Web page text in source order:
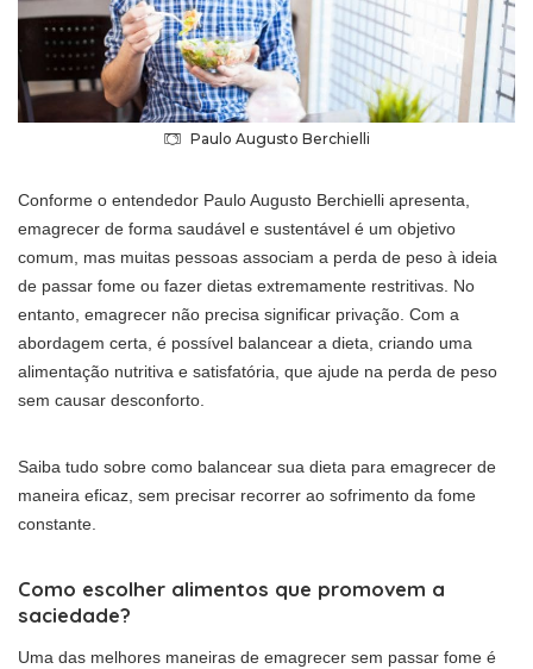
Paulo Augusto Berchielli
Conforme o entendedor Paulo Augusto Berchielli apresenta,
emagrecer de forma saudável e sustentável é um objetivo
comum, mas muitas pessoas associam a perda de peso à ideia
de passar fome ou fazer dietas extremamente restritivas. No
entanto, emagrecer não precisa significar privação. Com a
abordagem certa, é possível balancear a dieta, criando uma
alimentação nutritiva e satisfatória, que ajude na perda de peso
sem causar desconforto.
Saiba tudo sobre como balancear sua dieta para emagrecer de
maneira eficaz, sem precisar recorrer ao sofrimento da fome
constante.
Como escolher alimentos que promovem a
saciedade?
Uma das melhores maneiras de emagrecer sem passar fome é